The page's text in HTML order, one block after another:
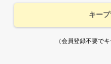
キー
（会員登録不要で